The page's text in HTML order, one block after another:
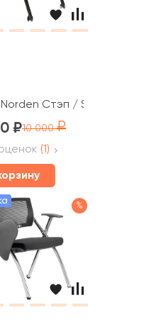
Стэп / Step MR
10 000
(1)
%